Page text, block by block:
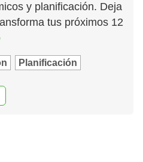
y planificación. Deja
tus próximos 12
Planificación